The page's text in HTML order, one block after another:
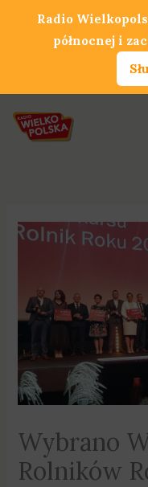
Wybrano
Rolników
Radio
północnej i